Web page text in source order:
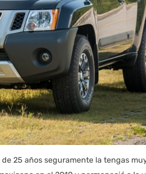
25 años seguramente la tengas